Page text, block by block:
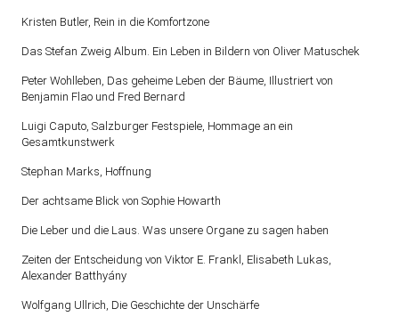
Kristen Butler, Rein in die Komfortzone
Das Stefan Zweig Album. Ein Leben in Bildern von Oliver Matuschek
Peter Wohlleben, Das geheime Leben der Bäume, Illustriert von
Benjamin Flao und Fred Bernard
Luigi Caputo, Salzburger Festspiele, Hommage an ein
Gesamtkunstwerk
Stephan Marks, Hoffnung
Der achtsame Blick von Sophie Howarth
Die Leber und die Laus. Was unsere Organe zu sagen haben
Zeiten der Entscheidung von Viktor E. Frankl, Elisabeth Lukas,
Alexander Batthyány
Wolfgang Ullrich, Die Geschichte der Unschärfe